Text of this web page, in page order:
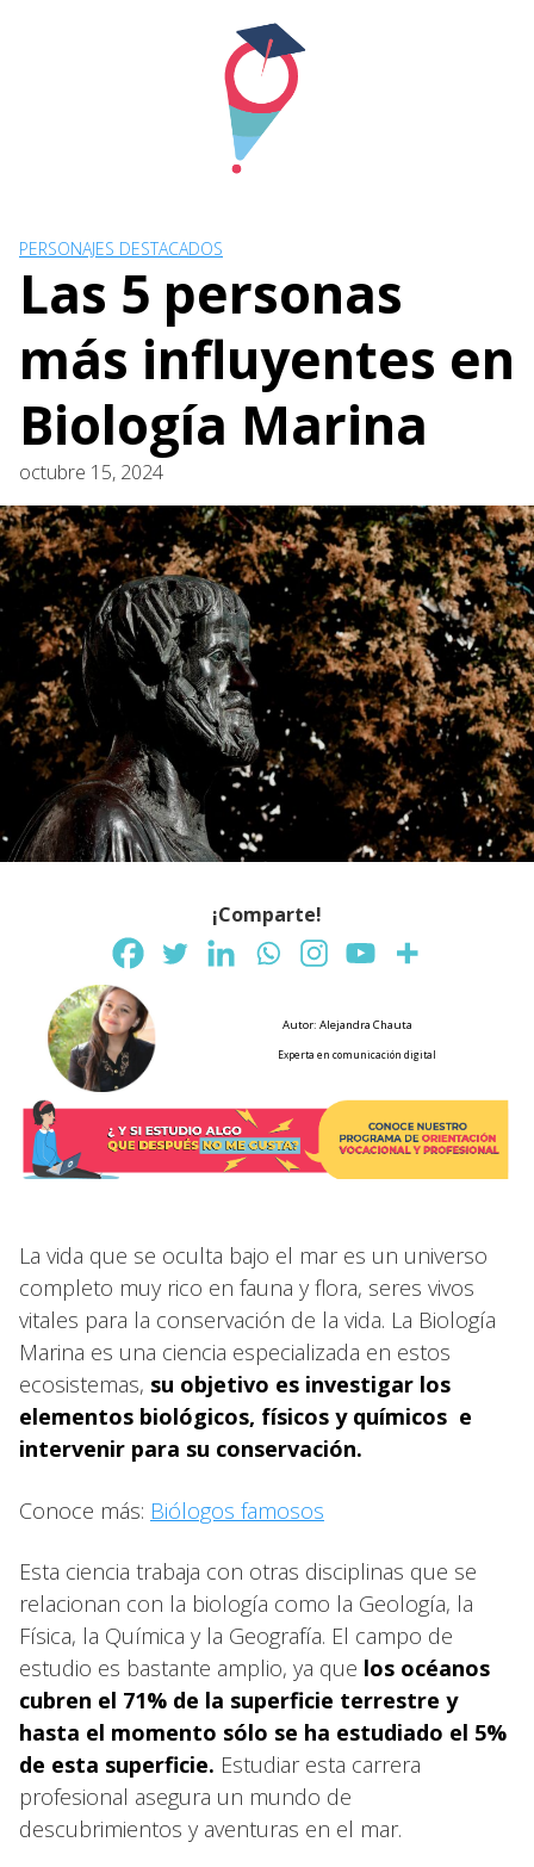
PERSONAJES DESTACADOS
Las 5 personas
más influyentes en
Biología Marina
octubre 15, 2024
¡Comparte!
Autor: Alejandra Chauta
Experta en comunicación digital
La vida que se oculta bajo el mar es un universo
completo muy rico en fauna y flora, seres vivos
vitales para la conservación de la vida. La Biología
Marina es una ciencia especializada en estos
ecosistemas, su objetivo es investigar los
elementos biológicos, físicos y químicos e
intervenir para su conservación.
Conoce más: Biólogos famosos
Esta ciencia trabaja con otras disciplinas que se
relacionan con la biología como la Geología, la
Física, la Química y la Geografía. El campo de
estudio es bastante amplio, ya que los océanos
cubren el 71% de la superficie terrestre y
hasta el momento sólo se ha estudiado el 5%
de esta superficie. Estudiar esta carrera
profesional asegura un mundo de
descubrimientos y aventuras en el mar.